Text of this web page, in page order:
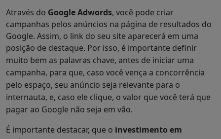
Através do Google Adwords, você pode criar
campanhas pelos anúncios na página de resultados do
Google. Assim, o link do seu site aparecerá em uma
posição de destaque. Por isso, é importante definir
muito bem as palavras chave, antes de iniciar uma
campanha, para que, caso você vença a concorrência
pelo espaço, seu anúncio seja relevante para o
internauta, e, caso ele clique, o valor que você terá que
pagar ao Google não seja em vão.
É importante destacar, que o investimento em